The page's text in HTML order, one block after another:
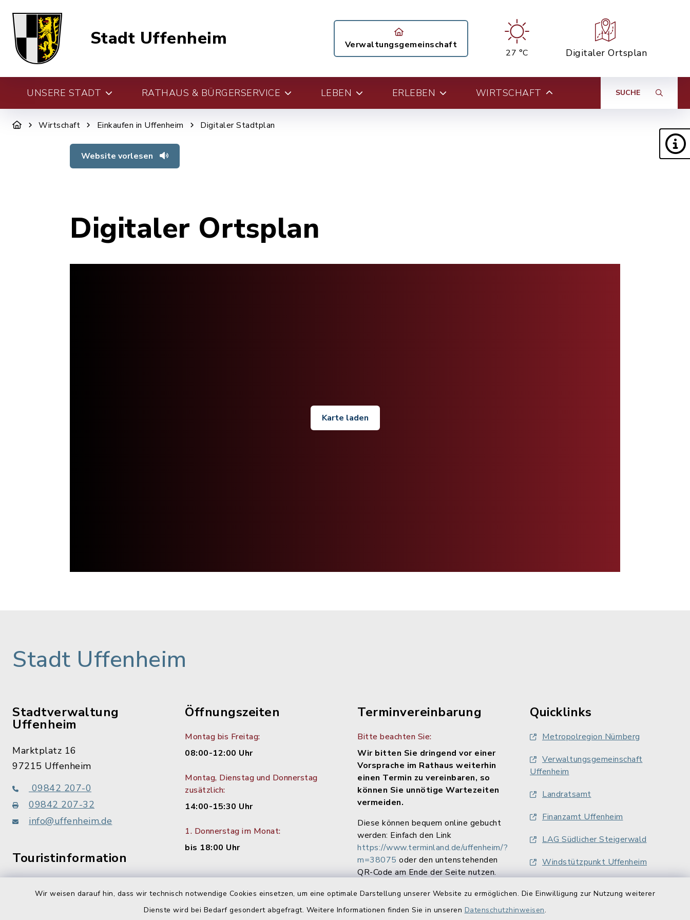
Wir weisen darauf hin, dass wir technisch notwendige Cookies einsetzen, um eine optimale Darstellung unserer Website zu ermöglichen. Die Einwilligung zur Nutzung weiterer
Dienste wird bei Bedarf gesondert abgefragt. Weitere Informationen finden Sie in unseren Datenschutzhinweisen.
Stadt Uffenheim Verwaltungsgemeinschaft
27 °C Digitaler Ortsplan
UNSERE STADT RATHAUS & BÜRGERSERVICE LEBEN ERLEBEN WIRTSCHAFT SUCHE
Wirtschaft Einkaufen in Uffenheim Digitaler Stadtplan
Website vorlesen
Digitaler Ortsplan
Karte laden
Stadt Uffenheim
Stadtverwaltung
Uffenheim
Marktplatz 16
97215 Uffenheim
09842 207-0
09842 207-32
info@uffenheim.de
Touristinformation
Öffnungszeiten
Montag bis Freitag:
08:00-12:00 Uhr
Montag, Dienstag und Donnerstag
zusätzlich:
14:00-15:30 Uhr
1. Donnerstag im Monat:
bis 18:00 Uhr
Terminvereinbarung
Bitte beachten Sie:
Wir bitten Sie dringend vor einer
Vorsprache im Rathaus weiterhin
einen Termin zu vereinbaren, so
können Sie unnötige Wartezeiten
vermeiden.
Diese können bequem online gebucht
werden: Einfach den Link
https://www.terminland.de/uffenheim/?
m=38075 oder den untenstehenden
QR-Code am Ende der Seite nutzen.
Quicklinks
Metropolregion Nürnberg
Verwaltungsgemeinschaft
Uffenheim
Landratsamt
Finanzamt Uffenheim
LAG Südlicher Steigerwald
Windstützpunkt Uffenheim